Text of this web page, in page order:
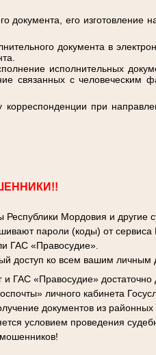
документа, его изготовление
документа в
исполнительных
связанных с человеческим
при
Мордовия и другие
пароли (коды) от
ГАС «Правосудие».
доступ ко всем вашим личным
ГАС «Правосудие» достаточно
личного кабинета
документов из районных
условием проведения